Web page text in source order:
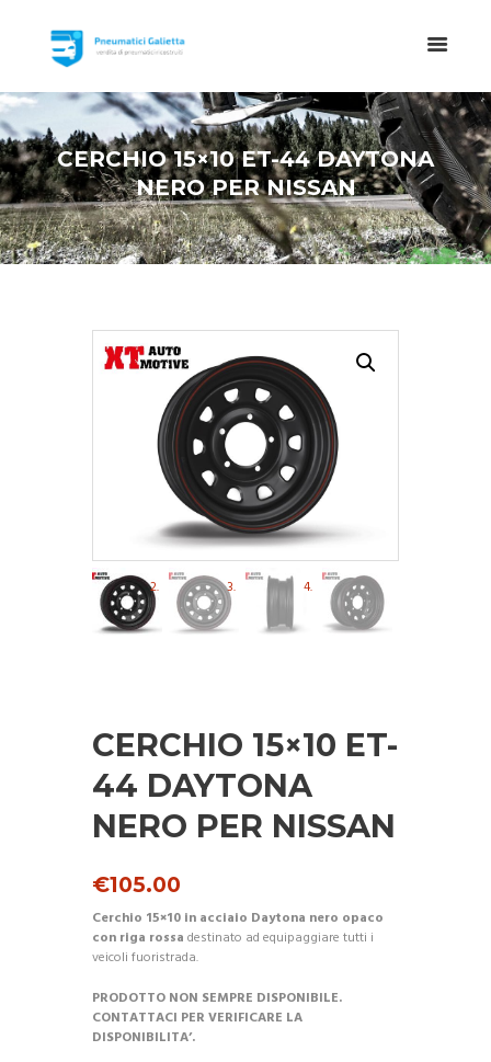
CERCHIO 15×10 ET-44 DAYTONA
NERO PER NISSAN
CERCHIO 15×10 ET-
44 DAYTONA
NERO PER NISSAN
€105.00
Cerchio 15×10 in acciaio Daytona nero opaco
con riga rossa destinato ad equipaggiare tutti i
veicoli fuoristrada.
PRODOTTO NON SEMPRE DISPONIBILE.
CONTATTACI PER VERIFICARE LA
DISPONIBILITA’.